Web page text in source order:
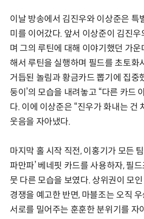
이날 방송에서 김진우와 이상준은 특
미를 이어갔다. 앞서 이상준이 김진
며 그의 루틴에 대해 이야기했던 가운
해서 루틴을 실행하며 필드를 초토화
거듭된 놀림과 황금카드 뽑기에 집중
둥이’의 모습을 내려놓고 “다른 카드
다. 이에 이상준은 “진우가 화내는 건
웃음을 자아냈다.
마지막 홀 시작 직전, 이홍기가 모든
파만파’ 베네핏 카드를 사용하자, 필
뭇 다른 모습을 보였다. 상위권이 모
경쟁을 예고한 반면, 마블조는 오직
서로를 밀어주는 훈훈한 분위기를 자